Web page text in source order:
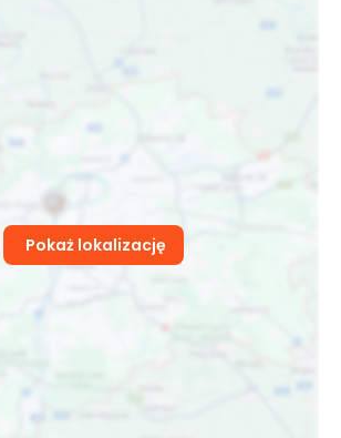
Pokaż lokalizację